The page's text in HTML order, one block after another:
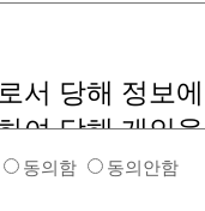
동의함 동의안함